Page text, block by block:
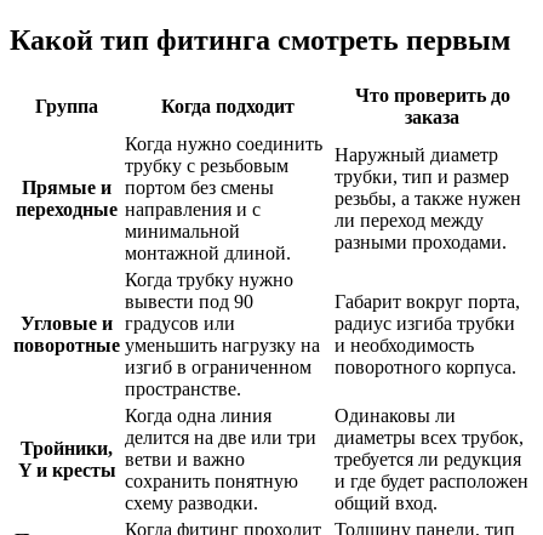
Какой тип фитинга смотреть первым
Группа Когда подходит
Что проверить до
заказа
Прямые и
переходные
Когда нужно соединить
трубку с резьбовым
портом без смены
направления и с
минимальной
монтажной длиной.
Наружный диаметр
трубки, тип и размер
резьбы, а также нужен
ли переход между
разными проходами.
Угловые и
поворотные
Когда трубку нужно
вывести под 90
градусов или
уменьшить нагрузку на
изгиб в ограниченном
пространстве.
Габарит вокруг порта,
радиус изгиба трубки
и необходимость
поворотного корпуса.
Тройники,
Y и кресты
Когда одна линия
делится на две или три
ветви и важно
сохранить понятную
схему разводки.
Одинаковы ли
диаметры всех трубок,
требуется ли редукция
и где будет расположен
общий вход.
Когда фитинг проходит
Толщину панели, тип